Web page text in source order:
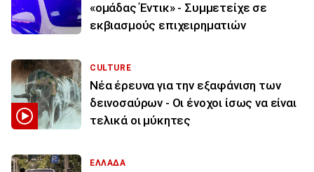
«ομάδας Έντικ» - Συμμετείχε σε
εκβιασμούς επιχειρηματιών
CULTURE
Νέα έρευνα για την εξαφάνιση των
δεινοσαύρων - Οι ένοχοι ίσως να είναι
τελικά οι μύκητες
ΕΛΛΑΔΑ